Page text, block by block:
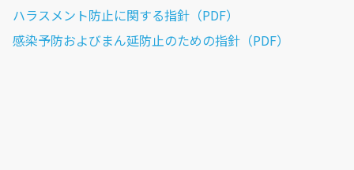
ハラスメント防止に関する指針（PDF）
感染予防およびまん延防止のための指針（PDF）